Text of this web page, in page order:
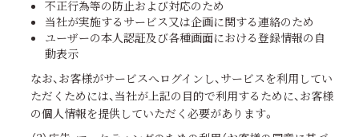
不正行為等の防止および対応のため
当社が実施するサービス又は企画に関する連絡のため
ユーザーの本人認証及び各種画面における登録情報の自
動表示
なお、お客様がサービスへログインし、サービスを利用してい
ただくためには、当社が上記の目的で利用するために、お客様
の個人情報を提供していただく必要があります。